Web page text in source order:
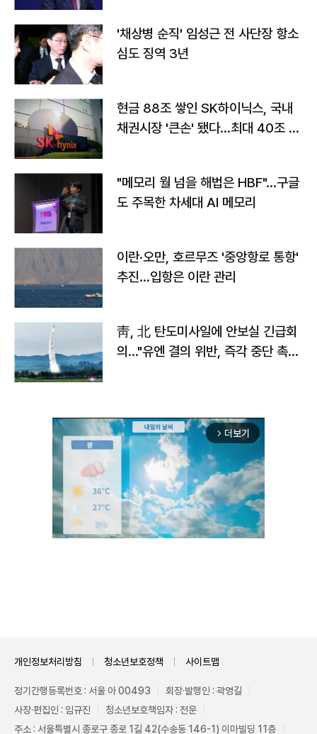
'채상병 순직' 임성근 전 사단장 항소
심도 징역 3년
현금 88조 쌓인 SK하이닉스, 국내
채권시장 '큰손' 됐다…최대 40조 투
"메모리 월 넘을 해법은 HBF"…구글
도 주목한 차세대 AI 메모리
이란·오만, 호르무즈 '중앙항로 통항'
추진…입항은 이란 관리
靑, 北 탄도미사일에 안보실 긴급회
의…"유엔 결의 위반, 즉각 중단 촉
arrow_forward_ios 더보기
개인정보처리방침 청소년보호정책 사이트맵
정기간행등록번호 : 서울 아 00493
회장·발행인 : 곽영길
사장·편집인 : 임규진
청소년보호책임자 : 전운
주소 : 서울특별시 종로구 종로 1길 42(수송동 146-1) 이마빌딩 11층